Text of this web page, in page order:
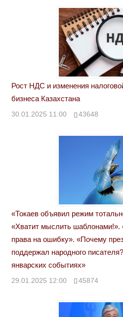
Рост НДС и изменения
бизнеса Казахстана
30.01.2025 11:00 43648
«Токаев объявил режим
«Хватит мыслить шаблонами!».
права на ошибку». «Почему
поддержал народного
январских событиях»
29.01.2025 12:00 45874